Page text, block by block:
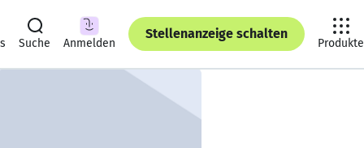
Suche Anmelden
Stellenanzeige schalten
Produkte